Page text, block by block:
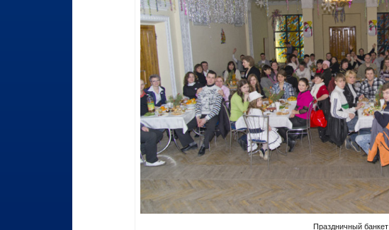
Праздничный банкет